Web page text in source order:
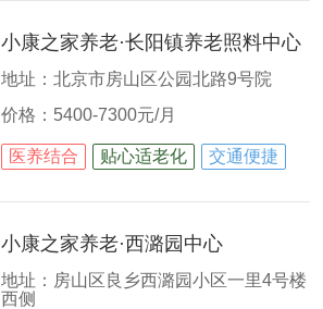
小康之家养老·长阳镇养老照料中心
地址：北京市房山区公园北路9号院
价格：5400-7300元/月
医养结合 贴心适老化 交通便捷
小康之家养老·西潞园中心
地址：房山区良乡西潞园小区一里4号楼
西侧